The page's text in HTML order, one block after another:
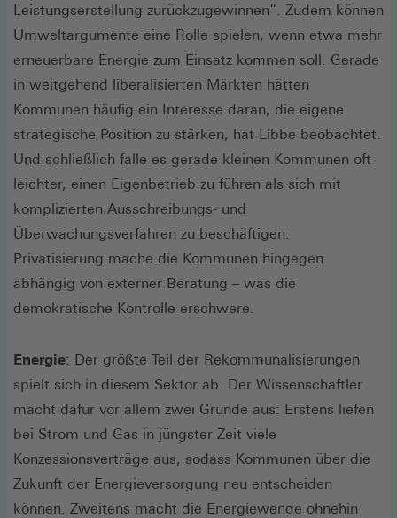
Leistungserstellung zurückzugewinnen“. Zudem können
Umweltargumente eine Rolle spielen, wenn etwa mehr
erneuerbare Energie zum Einsatz kommen soll. Gerade
in weitgehend liberalisierten Märkten hätten
Kommunen häufig ein Interesse daran, die eigene
strategische Position zu stärken, hat Libbe beobachtet.
Und schließlich falle es gerade kleinen Kommunen oft
leichter, einen Eigenbetrieb zu führen als sich mit
komplizierten Ausschreibungs- und
Überwachungsverfahren zu beschäftigen.
Privatisierung mache die Kommunen hingegen
abhängig von externer Beratung – was die
demokratische Kontrolle erschwere.
Energie: Der größte Teil der Rekommunalisierungen
spielt sich in diesem Sektor ab. Der Wissenschaftler
macht dafür vor allem zwei Gründe aus: Erstens liefen
bei Strom und Gas in jüngster Zeit viele
Konzessionsverträge aus, sodass Kommunen über die
Zukunft der Energieversorgung neu entscheiden
können. Zweitens macht die Energiewende ohnehin